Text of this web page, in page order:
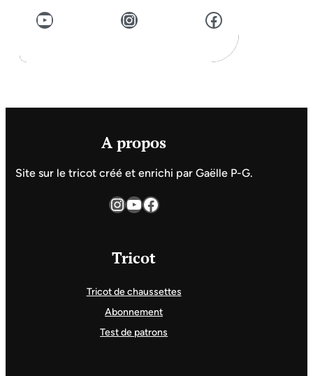
YouTube Instagram Facebook
A propos
Site sur le tricot créé et enrichi par Gaëlle P-G.
InstagramYouTube Facebook
Tricot
Tricot de chaussettes
Abonnement
Test de patrons